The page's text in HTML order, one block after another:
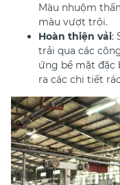
Màu nhuộm
màu vượt trội.
Hoàn thiện vải:
trải qua các
ứng bề mặt đặc
ra các chi tiết